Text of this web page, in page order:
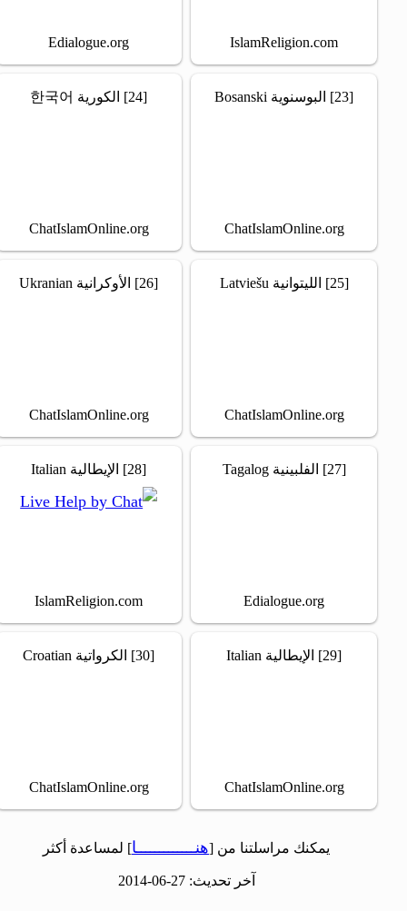
IslamReligion.com
Edialogue.org
[23] البوسنوية Bosanski
ChatIslamOnline.org
[24] الكورية 한국어
ChatIslamOnline.org
[25] الليتوانية Latviešu
ChatIslamOnline.org
[26] الأوكرانية Ukranian
ChatIslamOnline.org
[27] الفلبينية Tagalog
Edialogue.org
[28] الإيطالية Italian
IslamReligion.com
[29] الإيطالية Italian
ChatIslamOnline.org
[30] الكرواتية Croatian
ChatIslamOnline.org
يمكنك مراسلتنا من [هنـــــــــــــا] لمساعدة أكثر
آخر تحديث: 27-06-2014